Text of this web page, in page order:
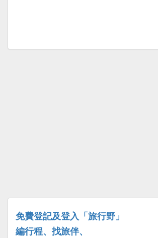
免費登記及登入「旅行野」
編行程、找旅伴、